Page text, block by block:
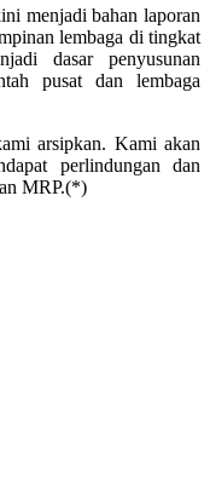
menjadi bahan laporan
lembaga di tingkat
dasar penyusunan
pusat dan lembaga
arsipkan. Kami akan
perlindungan dan
MRP.(*)